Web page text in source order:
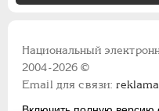
Национальный
2004-2026 ©
Email для связи: